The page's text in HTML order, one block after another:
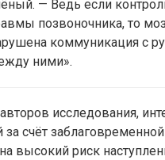
— Ведь если
позвоночника, то
коммуникация с
ними».
исследования,
за счёт
высокий риск